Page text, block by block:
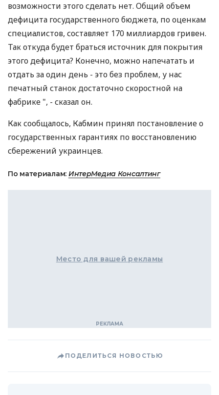
возможности этого сделать нет. Общий объем
дефицита государственного бюджета, по оценкам
специалистов, составляет 170 миллиардов гривен.
Так откуда будет браться источник для покрытия
этого дефицита? Конечно, можно напечатать и
отдать за один день - это без проблем, у нас
печатный станок достаточно скоростной на
фабрике ", - сказал он.
Как сообщалось, Кабмин принял постановление о
государственных гарантиях по восстановлению
сбережений украинцев.
По материалам: ИнтерМедиа Консалтинг
Место для вашей рекламы
ПОДЕЛИТЬСЯ НОВОСТЬЮ